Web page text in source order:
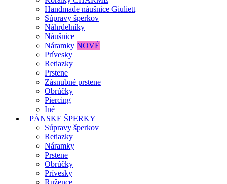
Handmade náušnice Giuliett
Súpravy šperkov
Náhrdelníky
Náušnice
Náramky NOVÉ
Prívesky
Retiazky
Prstene
Zásnubné prstene
Obrúčky
Piercing
Iné
PÁNSKE ŠPERKY
Súpravy šperkov
Retiazky
Náramky
Prstene
Obrúčky
Prívesky
Ružence